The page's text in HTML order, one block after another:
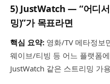
5) JustWatch — “어디서
밍)”가 목표라면
핵심 요약: 영화/TV 메타정보
웨이브/티빙 등 어느 플랫폼
JustWatch 같은 스트리밍 가